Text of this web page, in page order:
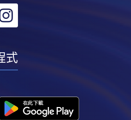
轉
instagram
式